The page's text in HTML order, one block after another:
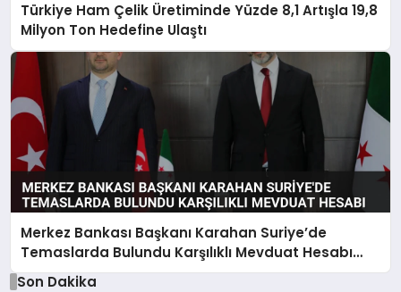
Türkiye Ham Çelik Üretiminde Yüzde 8,1 Artışla 19,8
Milyon Ton Hedefine Ulaştı
Merkez Bankası Başkanı Karahan Suriye’de
Temaslarda Bulundu Karşılıklı Mevduat Hesabı
Anlaşması Yapıldı
Son Dakika